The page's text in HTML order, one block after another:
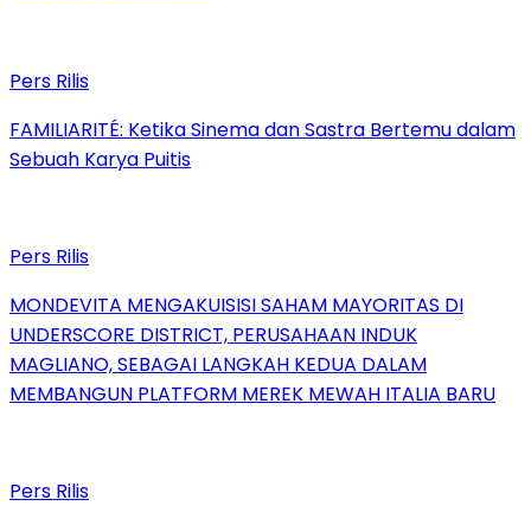
Pers Rilis
FAMILIARITÉ: Ketika Sinema dan Sastra Bertemu dalam
Sebuah Karya Puitis
Pers Rilis
MONDEVITA MENGAKUISISI SAHAM MAYORITAS DI
UNDERSCORE DISTRICT, PERUSAHAAN INDUK
MAGLIANO, SEBAGAI LANGKAH KEDUA DALAM
MEMBANGUN PLATFORM MEREK MEWAH ITALIA BARU
Pers Rilis